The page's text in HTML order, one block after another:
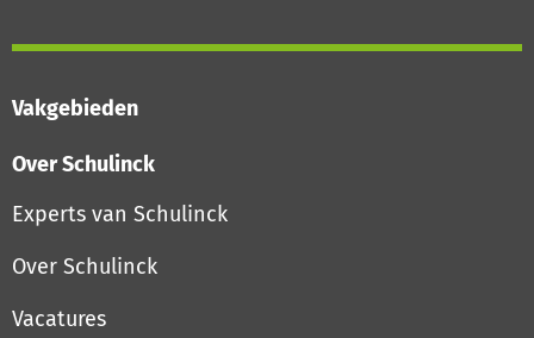
Vakgebieden
Over Schulinck
Experts van Schulinck
Over Schulinck
Vacatures